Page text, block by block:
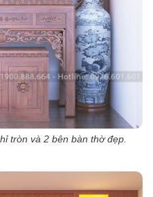
tròn và 2 bên bàn thờ đẹp.